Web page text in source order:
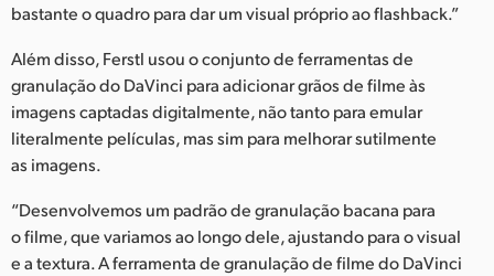
bastante o quadro para dar um visual próprio ao flashback.”
Além disso, Ferstl usou o conjunto de ferramentas de
granulação do DaVinci para adicionar grãos de filme às
imagens captadas digitalmente, não tanto para emular
literalmente películas, mas sim para melhorar sutilmente
as imagens.
“Desenvolvemos um padrão de granulação bacana para
o filme, que variamos ao longo dele, ajustando para o visual
e a textura. A ferramenta de granulação de filme do DaVinci